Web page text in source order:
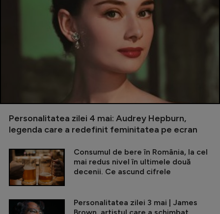
Personalitatea zilei 4 mai: Audrey Hepburn,
legenda care a redefinit feminitatea pe ecran
Consumul de bere în România, la cel
mai redus nivel în ultimele două
decenii. Ce ascund cifrele
Personalitatea zilei 3 mai | James
Brown, artistul care a schimbat